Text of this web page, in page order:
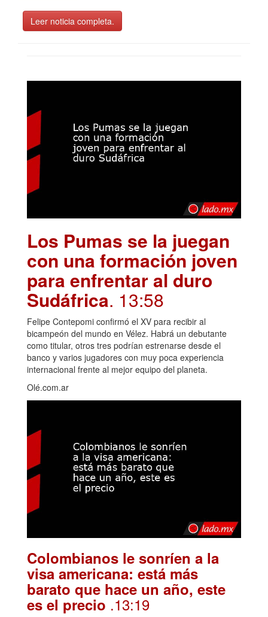
Leer noticia completa.
Los Pumas se la juegan
con una formación joven
para enfrentar al duro
Sudáfrica. 13:58
Felipe Contepomi confirmó el XV para recibir al
bicampeón del mundo en Vélez. Habrá un debutante
como titular, otros tres podrían estrenarse desde el
banco y varios jugadores con muy poca experiencia
internacional frente al mejor equipo del planeta.
Olé.com.ar
Colombianos le sonríen a la
visa americana: está más
barato que hace un año, este
es el precio .13:19